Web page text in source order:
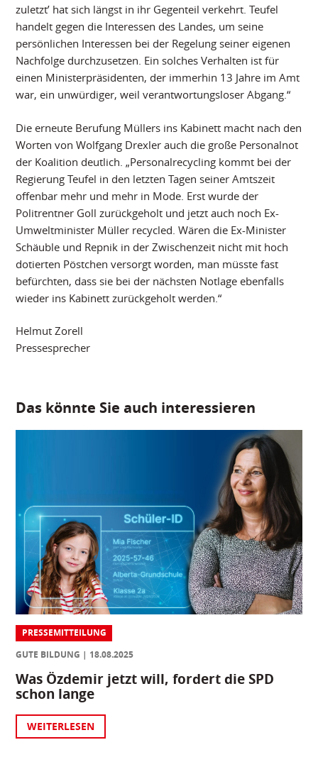
zuletzt’ hat sich längst in ihr Gegenteil verkehrt. Teufel
handelt gegen die Interessen des Landes, um seine
persönlichen Interessen bei der Regelung seiner eigenen
Nachfolge durchzusetzen. Ein solches Verhalten ist für
einen Ministerpräsidenten, der immerhin 13 Jahre im Amt
war, ein unwürdiger, weil verantwortungsloser Abgang.“
Die erneute Berufung Müllers ins Kabinett macht nach den
Worten von Wolfgang Drexler auch die große Personalnot
der Koalition deutlich. „Personalrecycling kommt bei der
Regierung Teufel in den letzten Tagen seiner Amtszeit
offenbar mehr und mehr in Mode. Erst wurde der
Politrentner Goll zurückgeholt und jetzt auch noch Ex-
Umweltminister Müller recycled. Wären die Ex-Minister
Schäuble und Repnik in der Zwischenzeit nicht mit hoch
dotierten Pöstchen versorgt worden, man müsste fast
befürchten, dass sie bei der nächsten Notlage ebenfalls
wieder ins Kabinett zurückgeholt werden.“
Helmut Zorell
Pressesprecher
Das könnte Sie auch interessieren
PRESSEMITTEILUNG
GUTE BILDUNG
18.08.2025
Was Özdemir jetzt will, fordert die SPD
schon lange
WEITERLESEN